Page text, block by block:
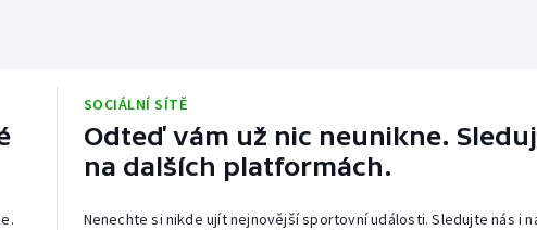
SOCIÁLNÍ SÍTĚ
Odteď vám už nic neunikne.
na dalších platformách.
Nenechte si nikde ujít nejnovější sportovní události. Sledujte nás i